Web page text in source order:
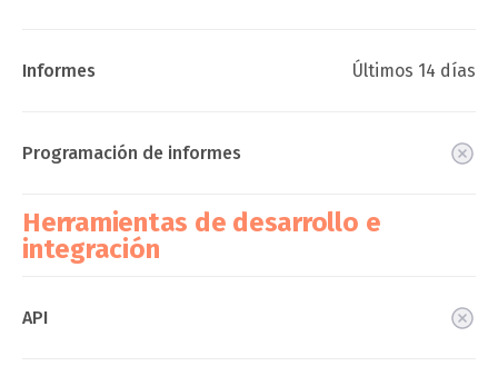
Informes Últimos 14 días
Programación de informes
Herramientas de desarrollo e
integración
API